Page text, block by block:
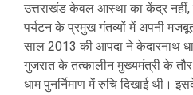
उत्तराखंड केवल आस्था का केंद्र नहीं,
पर्यटन के प्रमुख गंतव्यों में अपनी
साल 2013 की आपदा ने केदारनाथ
गुजरात के तत्कालीन मुख्यमंत्री के तौर
धाम पुनर्निमाण में रुचि दिखाई थी।